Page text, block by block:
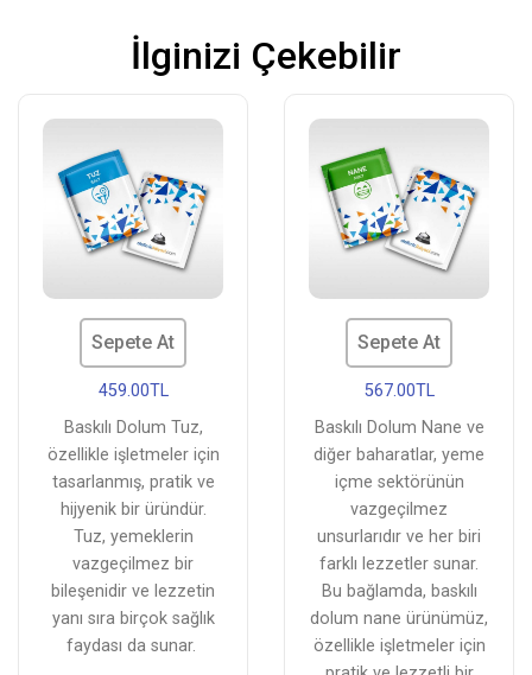
İlginizi Çekebilir
Sepete At
459.00TL
Baskılı Dolum Tuz,
özellikle işletmeler için
tasarlanmış, pratik ve
hijyenik bir üründür.
Tuz, yemeklerin
vazgeçilmez bir
bileşenidir ve lezzetin
yanı sıra birçok sağlık
faydası da sunar.
Sepete At
567.00TL
Baskılı Dolum Nane ve
diğer baharatlar, yeme
içme sektörünün
vazgeçilmez
unsurlarıdır ve her biri
farklı lezzetler sunar.
Bu bağlamda, baskılı
dolum nane ürünümüz,
özellikle işletmeler için